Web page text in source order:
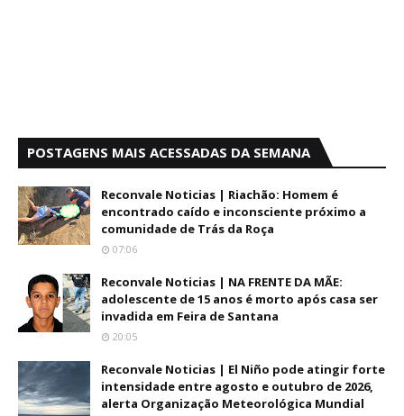
POSTAGENS MAIS ACESSADAS DA SEMANA
Reconvale Noticias | Riachão: Homem é
encontrado caído e inconsciente próximo a
comunidade de Trás da Roça
07:06
Reconvale Noticias | NA FRENTE DA MÃE:
adolescente de 15 anos é morto após casa ser
invadida em Feira de Santana
20:05
Reconvale Noticias | El Niño pode atingir forte
intensidade entre agosto e outubro de 2026,
alerta Organização Meteorológica Mundial